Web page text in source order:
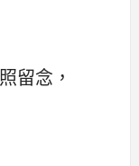
留念，